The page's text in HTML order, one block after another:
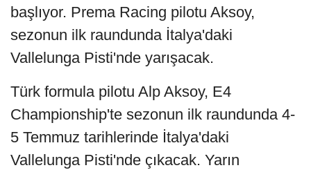
başlıyor. Prema Racing pilotu Aksoy,
sezonun ilk raundunda İtalya'daki
Vallelunga Pisti'nde yarışacak.
Türk formula pilotu Alp Aksoy, E4
Championship'te sezonun ilk raundunda 4-
5 Temmuz tarihlerinde İtalya'daki
Vallelunga Pisti'nde çıkacak. Yarın